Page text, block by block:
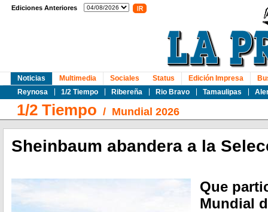
Ediciones Anteriores
Noticias
Reynosa
1/2 Tiempo Ribereña Rio Bravo Tamaulipas
Multimedia Sociales Status Edición Impresa
1/2 Tiempo / Mundial 2026
Sheinbaum abandera a la
Que
Mundial